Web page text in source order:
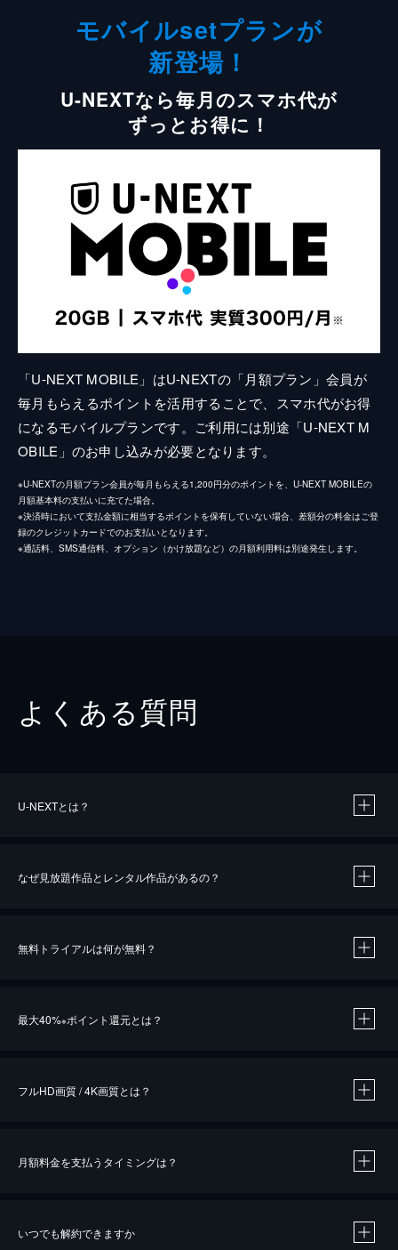
モバイルsetプランが
新登場！
U-NEXTなら毎月のスマホ代が
ずっとお得に！
「U-NEXT MOBILE」はU-NEXTの「月額プラン」会員が
毎月もらえるポイントを活用することで、スマホ代がお得
になるモバイルプランです。ご利用には別途「U-NEXT M
OBILE」のお申し込みが必要となります。
※U-NEXTの月額プラン会員が毎月もらえる1,200円分のポイントを、U-NEXT MOBILEの
月額基本料の支払いに充てた場合。
※決済時において支払金額に相当するポイントを保有していない場合、差額分の料金はご登
録のクレジットカードでのお支払いとなります。
※通話料、SMS通信料、オプション（かけ放題など）の月額利用料は別途発生します。
よくある質問
U-NEXTとは？
なぜ見放題作品とレンタル作品があるの？
無料トライアルは何が無料？
最大40%※ポイント還元とは？
※40％ポイント還元の対象は、クレジットカード決済による作品の購入 / レンタルです。
フルHD画質 / 4K画質とは？
月額料金を支払うタイミングは？
いつでも解約できますか